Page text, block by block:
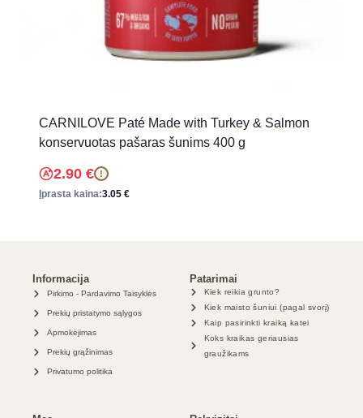
CARNILOVE Paté Made with Turkey & Salmon
konservuotas pašaras šunims 400 g
2.90 € !
Įprasta kaina:3.05 €
Informacija
Pirkimo - Pardavimo Taisyklės
Prekių pristatymo sąlygos
Apmokėjimas
Prekių grąžinimas
Privatumo politika
Patarimai
Kiek reikia grunto?
Kiek maisto šuniui (pagal svorį)
Kaip pasirinkti kraiką katei
Koks kraikas geriausias
graužikams